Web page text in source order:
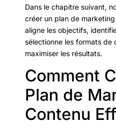
Dans le chapitre suivant,
créer un plan de
aligne les objectifs,
sélectionne les formats
maximiser les résultats.
Comment
Plan de
Contenu